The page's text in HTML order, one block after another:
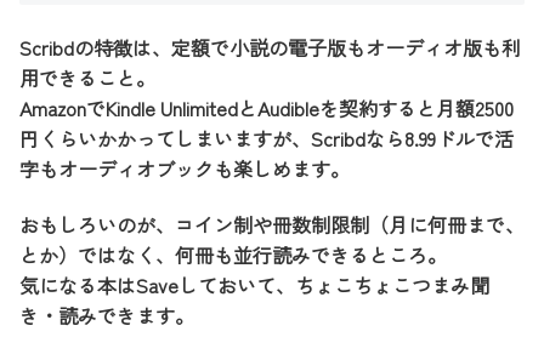
Scribdの特徴は、定額で小説の電子版もオーディオ版も利
用できること。
AmazonでKindle UnlimitedとAudibleを契約すると月額2500
円くらいかかってしまいますが、Scribdなら8.99ドルで活
字もオーディオブックも楽しめます。
おもしろいのが、コイン制や冊数制限制（月に何冊まで、
とか）ではなく、何冊も並行読みできるところ。
気になる本はSaveしておいて、ちょこちょこつまみ聞
き・読みできます。